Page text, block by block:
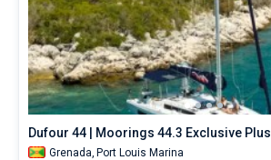
Dufour 44 | Moorings 44.3 Exclusive Plus
Grenada, Port Louis Marina